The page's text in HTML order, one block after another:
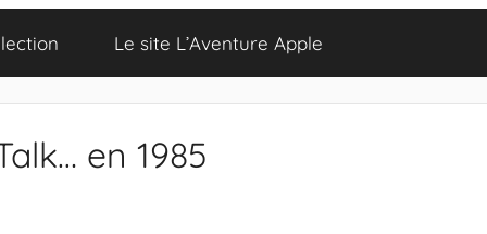
Le site L’Aventure Apple
en 1985